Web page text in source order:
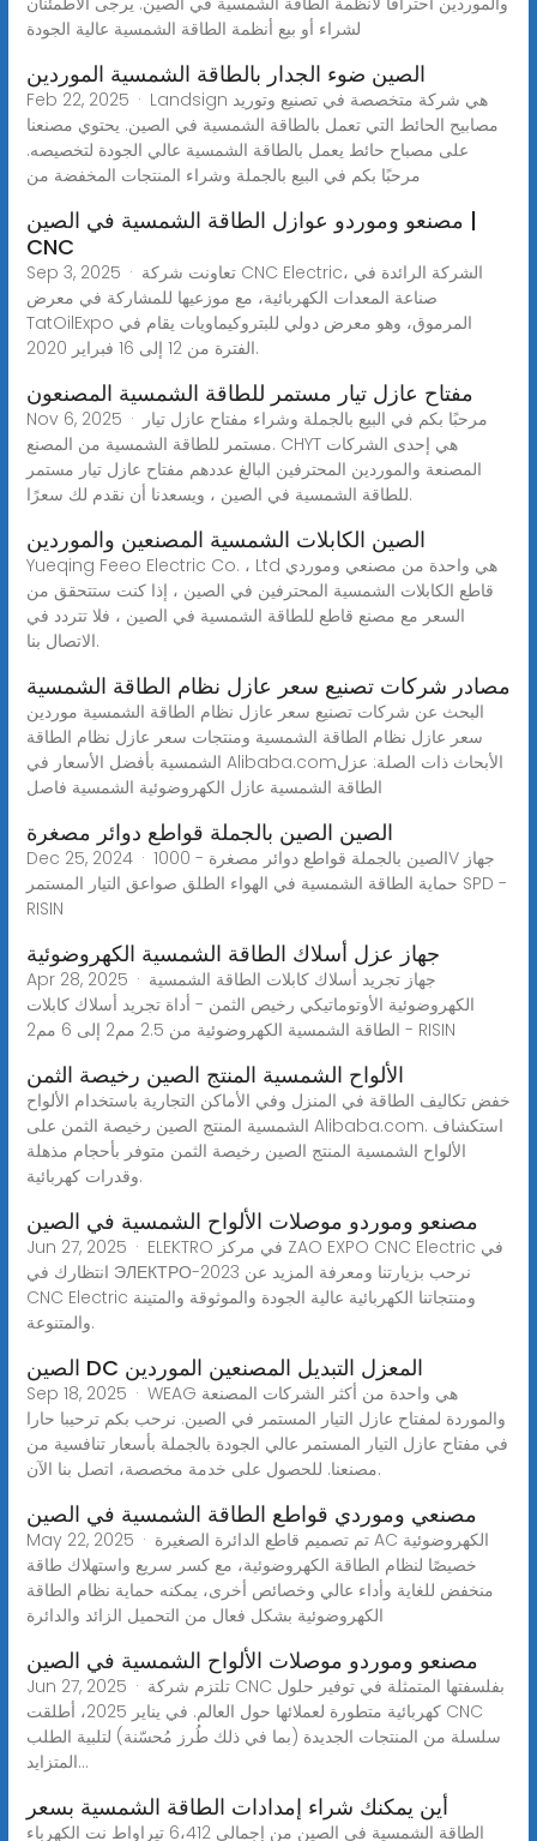
لشراء أو بيع أنظمة الطاقة الشمسية عالية الجودة
الصين ضوء الجدار بالطاقة الشمسية الموردين
Feb 22, 2025 · Landsign هي شركة متخصصة في تصنيع وتوريد
مصابيح الحائط التي تعمل بالطاقة الشمسية في الصين. يحتوي مصنعنا
على مصباح حائط يعمل بالطاقة الشمسية عالي الجودة لتخصيصه.
مرحبًا بكم في البيع بالجملة وشراء المنتجات المخفضة من
مصنعو وموردو عوازل الطاقة الشمسية في الصين |
CNC
Sep 3, 2025 · تعاونت شركة CNC Electric، الشركة الرائدة في
صناعة المعدات الكهربائية، مع موزعيها للمشاركة في معرض
TatOilExpo المرموق، وهو معرض دولي للبتروكيماويات يقام في
الفترة من 12 إلى 16 فبراير 2020.
مفتاح عازل تيار مستمر للطاقة الشمسية المصنعون
Nov 6, 2025 · مرحبًا بكم في البيع بالجملة وشراء مفتاح عازل تيار
مستمر للطاقة الشمسية من المصنع. CHYT هي إحدى الشركات
المصنعة والموردين المحترفين البالغ عددهم مفتاح عازل تيار مستمر
للطاقة الشمسية في الصين ، ويسعدنا أن نقدم لك سعرًا.
الصين الكابلات الشمسية المصنعين والموردين
Yueqing Feeo Electric Co. ، Ltd هي واحدة من مصنعي وموردي
قاطع الكابلات الشمسية المحترفين في الصين ، إذا كنت ستتحقق من
السعر مع مصنع قاطع للطاقة الشمسية في الصين ، فلا تتردد في
الاتصال بنا.
مصادر شركات تصنيع سعر عازل نظام الطاقة الشمسية
البحث عن شركات تصنيع سعر عازل نظام الطاقة الشمسية موردين
سعر عازل نظام الطاقة الشمسية ومنتجات سعر عازل نظام الطاقة
الشمسية بأفضل الأسعار في Alibaba.comالأبحاث ذات الصلة: عزل
الطاقة الشمسية عازل الكهروضوئية الشمسية فاصل
الصين الصين بالجملة قواطع دوائر مصغرة
Dec 25, 2024 · الصين بالجملة قواطع دوائر مصغرة - 1000V جهاز
حماية الطاقة الشمسية في الهواء الطلق صواعق التيار المستمر SPD -
RISIN
جهاز عزل أسلاك الطاقة الشمسية الكهروضوئية
Apr 28, 2025 · جهاز تجريد أسلاك كابلات الطاقة الشمسية
الكهروضوئية الأوتوماتيكي رخيص الثمن - أداة تجريد أسلاك كابلات
الطاقة الشمسية الكهروضوئية من 2.5 مم2 إلى 6 مم2 - RISIN
الألواح الشمسية المنتج الصين رخيصة الثمن
خفض تكاليف الطاقة في المنزل وفي الأماكن التجارية باستخدام الألواح
الشمسية المنتج الصين رخيصة الثمن على Alibaba.com. استكشاف
الألواح الشمسية المنتج الصين رخيصة الثمن متوفر بأحجام مذهلة
وقدرات كهربائية.
مصنعو وموردو موصلات الألواح الشمسية في الصين
Jun 27, 2025 · ELEKTRO في مركز ZAO EXPO CNC Electric في
انتظارك في ЭЛЕКТРО-2023 نرحب بزيارتنا ومعرفة المزيد عن
CNC Electric ومنتجاتنا الكهربائية عالية الجودة والموثوقة والمتينة
والمتنوعة.
الصين DC المعزل التبديل المصنعين الموردين
Sep 18, 2025 · WEAG هي واحدة من أكثر الشركات المصنعة
والموردة لمفتاح عازل التيار المستمر في الصين. نرحب بكم ترحيبا حارا
في مفتاح عازل التيار المستمر عالي الجودة بالجملة بأسعار تنافسية من
مصنعنا. للحصول على خدمة مخصصة، اتصل بنا الآن.
مصنعي وموردي قواطع الطاقة الشمسية في الصين
May 22, 2025 · تم تصميم قاطع الدائرة الصغيرة AC الكهروضوئية
خصيصًا لنظام الطاقة الكهروضوئية، مع كسر سريع واستهلاك طاقة
منخفض للغاية وأداء عالي وخصائص أخرى، يمكنه حماية نظام الطاقة
الكهروضوئية بشكل فعال من التحميل الزائد والدائرة
مصنعو وموردو موصلات الألواح الشمسية في الصين
Jun 27, 2025 · تلتزم شركة CNC بفلسفتها المتمثلة في توفير حلول
كهربائية متطورة لعملائها حول العالم. في يناير 2025، أطلقت CNC
سلسلة من المنتجات الجديدة (بما في ذلك طُرز مُحسّنة) لتلبية الطلب
المتزايد...
أين يمكنك شراء إمدادات الطاقة الشمسية بسعر
الطاقة الشمسية في الصين من إجمالي 6،412 تيراواط نت الكهرباء